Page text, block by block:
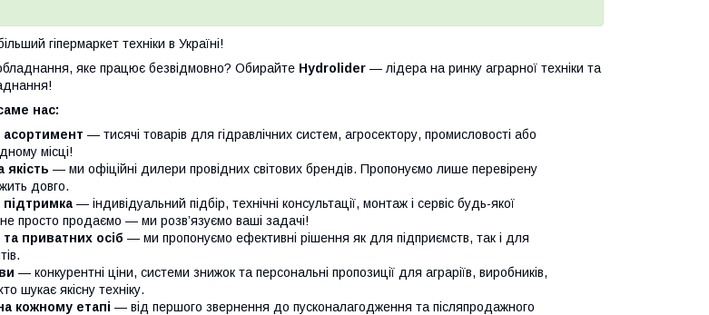
гіпермаркет техніки в Україні!
яке працює безвідмовно? Обирайте Hydrolider — лідера на ринку аграрної техніки та
нас:
— тисячі товарів для гідравлічних систем, агросектору, промисловості або
місці!
якість — ми офіційні дилери провідних світових брендів. Пропонуємо лише перевірену
довго.
— індивідуальний підбір, технічні консультації, монтаж і сервіс будь-якої
просто продаємо — ми розв’язуємо ваші задачі!
приватних осіб — ми пропонуємо ефективні рішення як для підприємств, так і для
— конкурентні ціни, системи знижок та персональні пропозиції для аграріїв, виробників,
шукає якісну техніку.
кожному етапі — від першого звернення до пусконалагодження та післяпродажного